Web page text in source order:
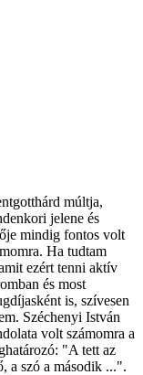
múltja,
jelene és
mindig fontos volt
Ha tudtam
ezért tenni aktív
és most
is, szívesen
Széchenyi István
volt számomra a
"A tett az
a szó a második ...".